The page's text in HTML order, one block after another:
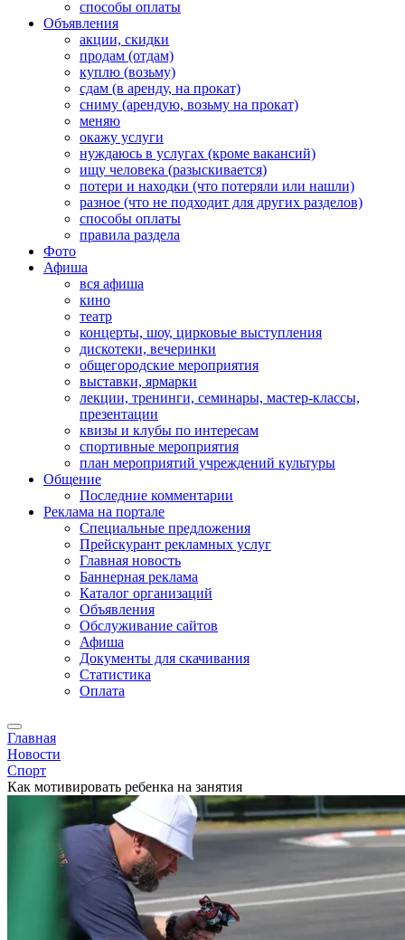
способы оплаты
Объявления
акции, скидки
продам (отдам)
куплю (возьму)
сдам (в аренду, на прокат)
сниму (арендую, возьму на прокат)
меняю
окажу услуги
нуждаюсь в услугах (кроме вакансий)
ищу человека (разыскивается)
потери и находки (что потеряли или нашли)
разное (что не подходит для других разделов)
способы оплаты
правила раздела
Фото
Афиша
вся афиша
кино
театр
концерты, шоу, цирковые выступления
дискотеки, вечеринки
общегородские мероприятия
выставки, ярмарки
лекции, тренинги, семинары, мастер-классы,
презентации
квизы и клубы по интересам
спортивные мероприятия
план мероприятий учреждений культуры
Общение
Последние комментарии
Реклама на портале
Специальные предложения
Прейскурант рекламных услуг
Главная новость
Баннерная реклама
Каталог организаций
Объявления
Обслуживание сайтов
Афиша
Документы для скачивания
Статистика
Оплата
Главная
Новости
Спорт
Как мотивировать ребенка на занятия